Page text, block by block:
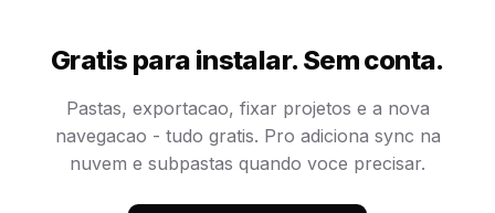
Gratis para instalar. Sem conta.
Pastas, exportacao, fixar projetos e a nova
navegacao - tudo gratis. Pro adiciona sync na
nuvem e subpastas quando voce precisar.